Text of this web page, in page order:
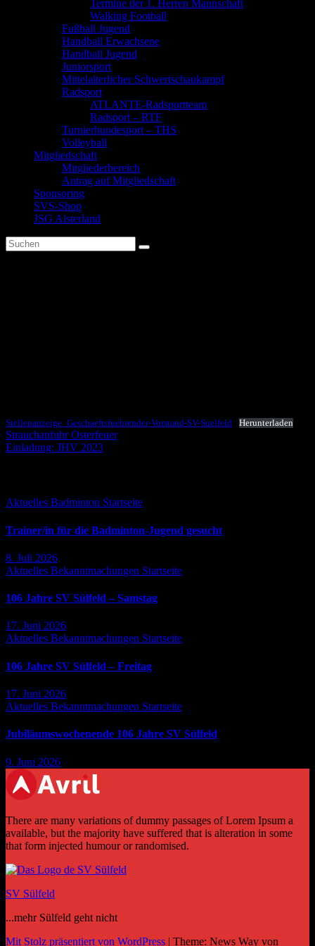
Termine der 1. Herren Mannschaft
Walking Football
Fußball Jugend
Handball Erwachsene
Handball Jugend
Juniorsport
Mittelalterlicher Schwertschaukampf
Radsport
ATLANTE-Radsportteam
Radsport – RTF
Turnierhundesport – THS
Volleyball
Mitgliedschaft
Mitgliederbereich
Antrag auf Mitgliedschaft
Sponsoring
SVS-Shop
JSG Alsterland
Stellenanzeige_Geschaeftsfuehrender-Vorstand-SV-Suelfeld Herunterladen
Beitragsnavigation
Strauchanfuhr Osterfeuer
Einladung: JHV 2023
Aktuelles Badminton Startseite
Trainer/in für die Badminton-Jugend gesucht
8. Juli 2026
Aktuelles Bekanntmachungen Startseite
106 Jahre SV Sülfeld – Samstag
17. Juni 2026
Aktuelles Bekanntmachungen Startseite
106 Jahre SV Sülfeld – Freitag
17. Juni 2026
Aktuelles Bekanntmachungen Startseite
Jubiläumswochenende 106 Jahre SV Sülfeld
9. Juni 2026
There are many variations of dummy passages of Lorem Ipsum a
available, but the majority have suffered that is alteration in some
that form injected humour or randomised.
SV Sülfeld
...mehr Sülfeld geht nicht
Mit Stolz präsentiert von WordPress | Theme: News Way von